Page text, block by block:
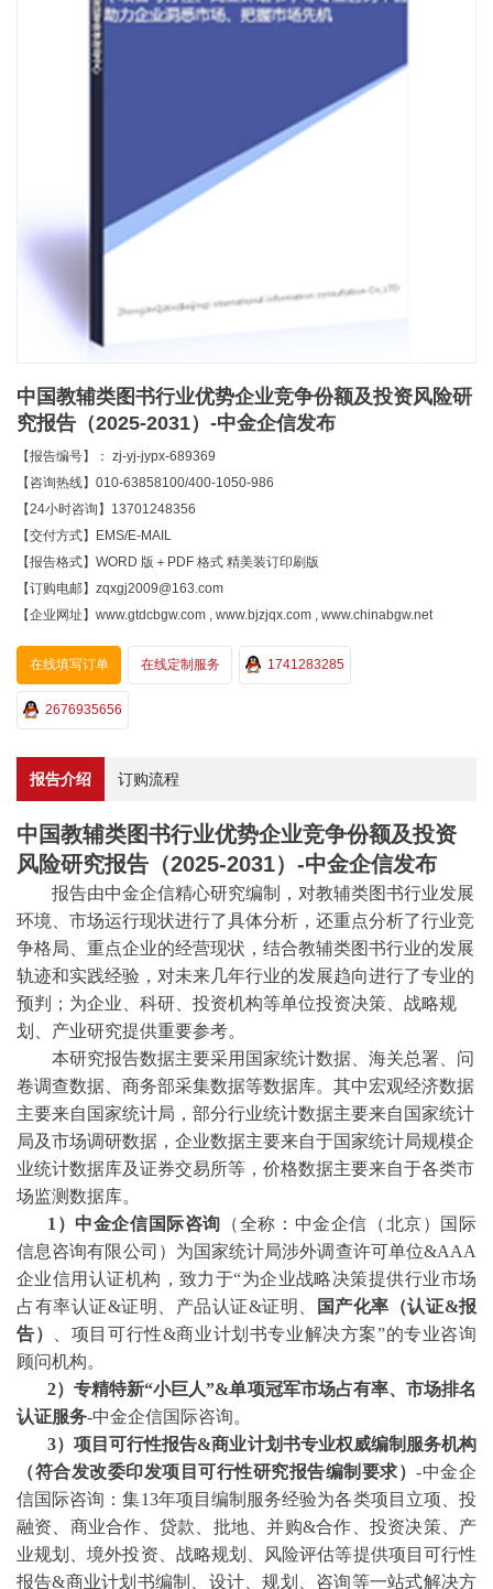
中国教辅类图书行业优势企业竞争份额及投资风险研
究报告（2025-2031）-中金企信发布
【报告编号】： zj-yj-jypx-689369
【咨询热线】010-63858100/400-1050-986
【24小时咨询】13701248356
【交付方式】EMS/E-MAIL
【报告格式】WORD 版＋PDF 格式 精美装订印刷版
【订购电邮】zqxgj2009@163.com
【企业网址】www.gtdcbgw.com , www.bjzjqx.com , www.chinabgw.net
在线填写订单 在线定制服务 1741283285
2676935656
报告介绍 订购流程
中国教辅类图书行业优势企业竞争份额及投资
风险研究报告（2025-2031）-中金企信发布
报告由中金企信精心研究编制，对教辅类图书行业发展
环境、市场运行现状进行了具体分析，还重点分析了行业竞
争格局、重点企业的经营现状，结合教辅类图书行业的发展
轨迹和实践经验，对未来几年行业的发展趋向进行了专业的
预判；为企业、科研、投资机构等单位投资决策、战略规
划、产业研究提供重要参考。
本研究报告数据主要采用国家统计数据、海关总署、问
卷调查数据、商务部采集数据等数据库。其中宏观经济数据
主要来自国家统计局，部分行业统计数据主要来自国家统计
局及市场调研数据，企业数据主要来自于国家统计局规模企
业统计数据库及证券交易所等，价格数据主要来自于各类市
场监测数据库。
1）中金企信国际咨询 （全称：中金企信（北京）国际
信息咨询有限公司）为国家统计局涉外调查许可单位&AAA
企业信用认证机构，致力于“为企业战略决策提供行业市场
占有率认证&证明、产品认证&证明、 国产化率（认证&报
告）
、 项目可行性&商业计划书专业解决方案”的专业咨询
顾问机构。
2）专精特新“小巨人”&单项冠军市场占有率、市场排名
认证服务-中金企信国际咨询。
3）项目可行性报告&商业计划书专业权威编制服务机构
（符合发改委印发项目可行性研究报告编制要求）-中金企
信国际咨询：集13年项目编制服务经验为各类项目立项、投
融资、商业合作、贷款、批地、并购&合作、投资决策、产
业规划、境外投资、战略规划、风险评估等提供项目可行性
报告&商业计划书编制、设计、规划、咨询等一站式解决方